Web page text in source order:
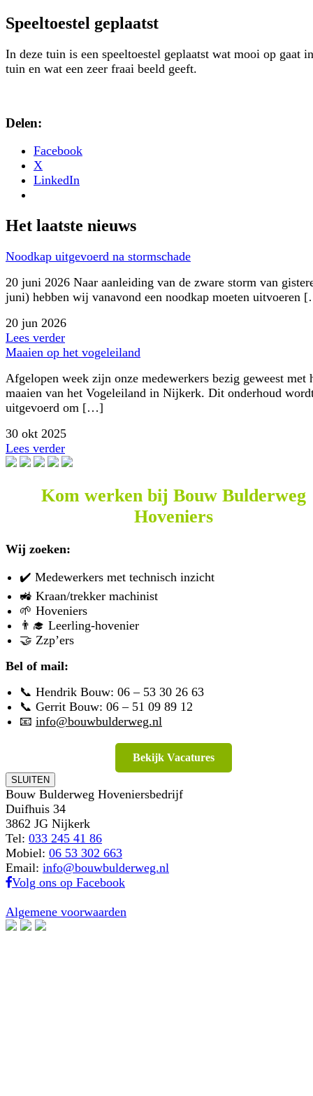
Speeltoestel geplaatst
In deze tuin is een speeltoestel geplaatst wat mooi op gaat
tuin en wat een zeer fraai beeld geeft.
Delen:
Facebook
X
LinkedIn
Het laatste nieuws
Noodkap uitgevoerd na stormschade
20 juni 2026 Naar aanleiding van de zware storm van
juni) hebben wij vanavond een noodkap moeten uitvoeren
20 jun 2026
Lees verder
Maaien op het vogeleiland
Afgelopen week zijn onze medewerkers bezig geweest met
maaien van het Vogeleiland in Nijkerk. Dit onderhoud
uitgevoerd om […]
30 okt 2025
Lees verder
Kom werken bij Bouw Bulderweg
Hoveniers
Wij zoeken:
✔️ Medewerkers met technisch inzicht
🚜 Kraan/trekker machinist
🌱 Hoveniers
👨‍🎓 Leerling-hovenier
🤝 Zzp’ers
Bel of mail:
📞 Hendrik Bouw: 06 – 53 30 26 63
📞 Gerrit Bouw: 06 – 51 09 89 12
📧 info@bouwbulderweg.nl
Bekijk Vacatures
SLUITEN
Bouw Bulderweg Hoveniersbedrijf
Duifhuis 34
3862 JG Nijkerk
Tel: 033 245 41 86
Mobiel: 06 53 302 663
Email: info@bouwbulderweg.nl
Volg ons op Facebook
Algemene voorwaarden